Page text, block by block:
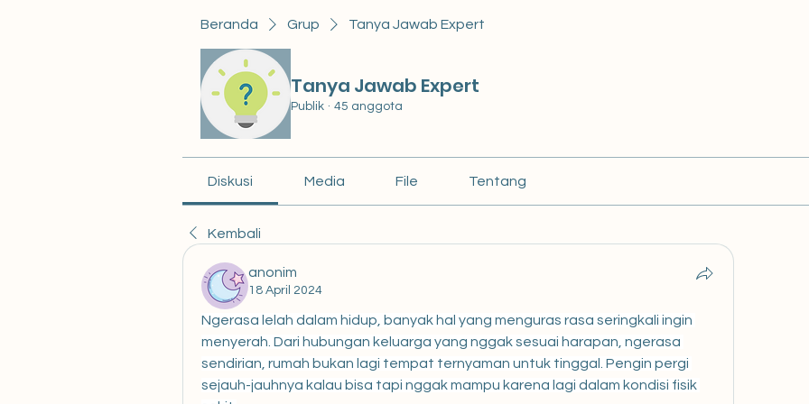
Beranda Grup Tanya Jawab Expert
Tanya Jawab Expert
Publik · 45 anggota
Diskusi Media File Tentang
Kembali
anonim
18 April 2024
Ngerasa lelah dalam hidup, banyak hal yang menguras rasa seringkali ingin
menyerah. Dari hubungan keluarga yang nggak sesuai harapan, ngerasa
sendirian, rumah bukan lagi tempat ternyaman untuk tinggal. Pengin pergi
sejauh-jauhnya kalau bisa tapi nggak mampu karena lagi dalam kondisi fisik